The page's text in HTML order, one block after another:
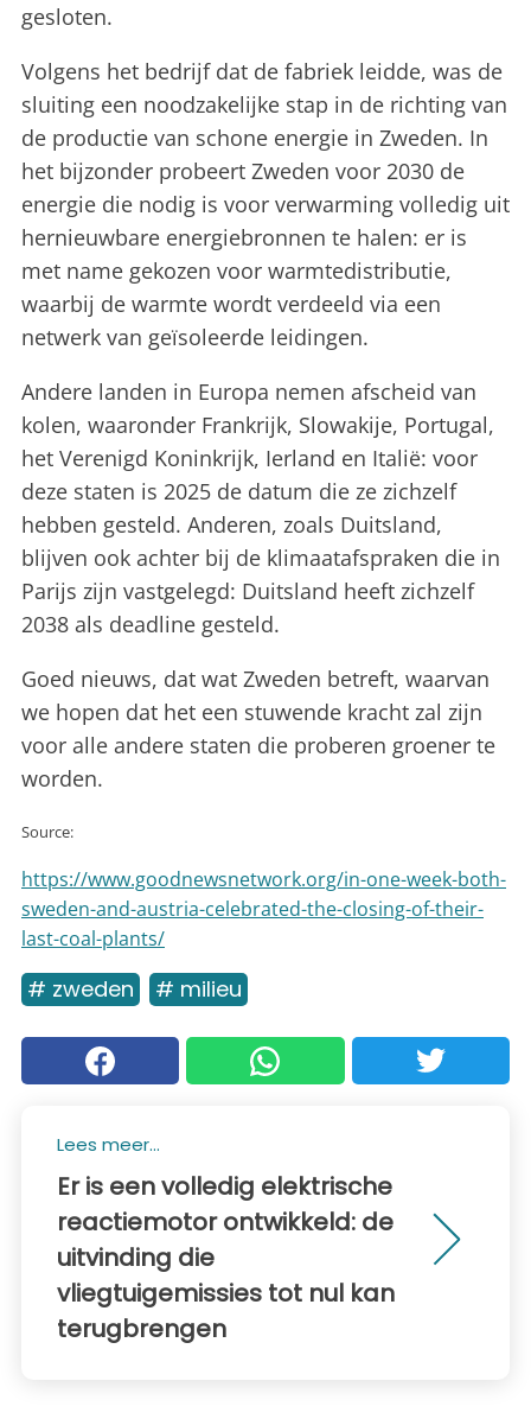
gesloten.
Volgens het bedrijf dat de fabriek leidde, was de
sluiting een noodzakelijke stap in de richting van
de productie van schone energie in Zweden. In
het bijzonder probeert Zweden voor 2030 de
energie die nodig is voor verwarming volledig uit
hernieuwbare energiebronnen te halen: er is
met name gekozen voor warmtedistributie,
waarbij de warmte wordt verdeeld via een
netwerk van geïsoleerde leidingen.
Andere landen in Europa nemen afscheid van
kolen, waaronder Frankrijk, Slowakije, Portugal,
het Verenigd Koninkrijk, Ierland en Italië: voor
deze staten is 2025 de datum die ze zichzelf
hebben gesteld. Anderen, zoals Duitsland,
blijven ook achter bij de klimaatafspraken die in
Parijs zijn vastgelegd: Duitsland heeft zichzelf
2038 als deadline gesteld.
Goed nieuws, dat wat Zweden betreft, waarvan
we hopen dat het een stuwende kracht zal zijn
voor alle andere staten die proberen groener te
worden.
Source:
https://www.goodnewsnetwork.org/in-one-week-both-
sweden-and-austria-celebrated-the-closing-of-their-
last-coal-plants/
# zweden # milieu
Lees meer...
Er is een volledig elektrische
reactiemotor ontwikkeld: de
uitvinding die
vliegtuigemissies tot nul kan
terugbrengen